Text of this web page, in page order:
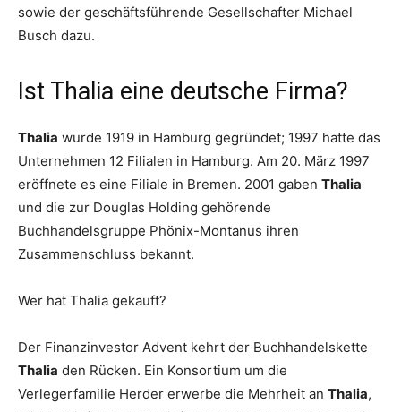
sowie der geschäftsführende Gesellschafter Michael
Busch dazu.
Ist Thalia eine deutsche Firma?
Thalia wurde 1919 in Hamburg gegründet; 1997 hatte das
Unternehmen 12 Filialen in Hamburg. Am 20. März 1997
eröffnete es eine Filiale in Bremen. 2001 gaben Thalia
und die zur Douglas Holding gehörende
Buchhandelsgruppe Phönix-Montanus ihren
Zusammenschluss bekannt.
Wer hat Thalia gekauft?
Der Finanzinvestor Advent kehrt der Buchhandelskette
Thalia den Rücken. Ein Konsortium um die
Verlegerfamilie Herder erwerbe die Mehrheit an Thalia,